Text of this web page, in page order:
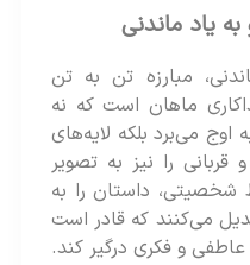
ماندنی
تن به تن
ماهان است که نه
بلکه لایه‌های
را نیز به تصویر
داستان را به
که قادر است
فکری درگیر کند.